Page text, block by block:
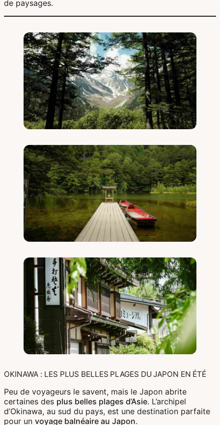
de paysages.
OKINAWA : LES PLUS BELLES PLAGES DU JAPON EN ÉTÉ
Peu de voyageurs le savent, mais le Japon abrite
certaines des plus belles plages d’Asie. L’archipel
d’Okinawa, au sud du pays, est une destination parfaite
pour un voyage balnéaire au Japon.